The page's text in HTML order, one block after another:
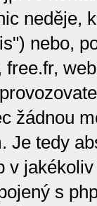
neděje,
nebo,
žádnou
Je tedy
v
s